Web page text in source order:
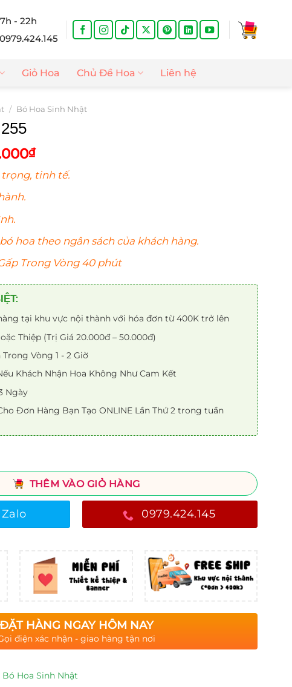
- 22h
Giỏ Hoa Chủ Đề Hoa Liên hệ
/ Bó Hoa Sinh Nhật
₫Giá
hiện
tại
trọng, tinh tế.
hoa theo ngân sách của khách hàng.
Trong Vòng 40 phút
tại khu vực nội thành với hóa đơn từ 400K trở lên
Thiệp (Trị Giá 20.000đ – 50.000đ)
Vòng 1 - 2 Giờ
Khách Nhận Hoa Không Như Cam Kết
Ngày
Đơn Hàng Bạn Tạo ONLINE Lần Thứ 2 trong tuần
THÊM VÀO GIỎ HÀNG
0979.424.145
ĐẶT HÀNG NGAY HÔM NAY
điện xác nhận - giao hàng tận nơi
Bó Hoa Sinh Nhật